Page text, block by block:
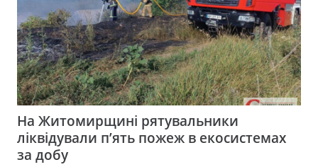
На Житомирщині рятувальники
ліквідували п’ять пожеж в екосистемах
за добу